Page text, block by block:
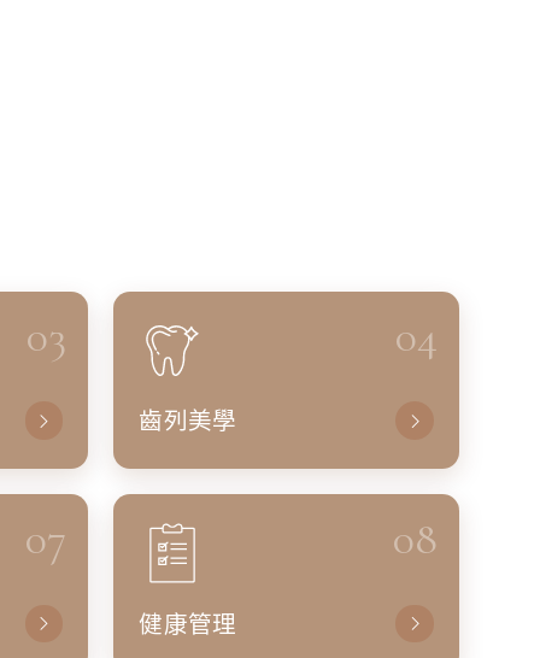
03 04
齒列美學
07 08
健康管理